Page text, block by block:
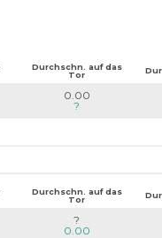
Durchschn. auf das
Tor
0.00
?
Durchschn. auf das
Tor
?
0.00